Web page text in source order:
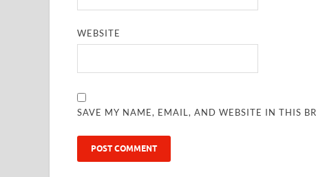
WEBSITE
SAVE MY NAME, EMAIL, AND WEBSITE IN THIS